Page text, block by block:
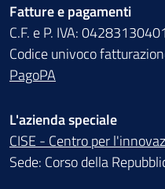
Fatture e pagamenti
C.F. e P. IVA: 04283130401
Codice univoco
PagoPA
L'azienda speciale
CISE - Centro per
Sede: Corso della